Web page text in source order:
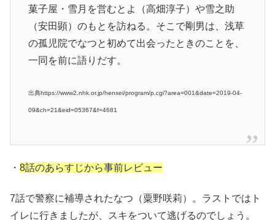
菓子屋・雪月を営むとよ（高畑淳子）や雪之助
（安田顕）のもとを訪ねる。そこで剛男は、浅草
の孤児院でなつと初めて出会ったときのことを、
一同を前に語りだす。
出典https://www2.nhk.or.jp/hensei/program/p.cgi?area=001&date=2019-04-
09&ch=21&eid=05367&f=4681
・ 8話のあらすじから事前レビュー
7話で警察に補導されたなつ（粟野咲莉）。ラストではト
イレに行きましたが、スキをついて逃げるのでしょう。